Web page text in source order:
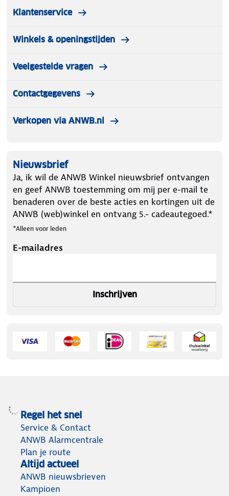
Klantenservice
Winkels & openingstijden
Veelgestelde vragen
Contactgegevens
Verkopen via ANWB.nl
Nieuwsbrief
Ja, ik wil de ANWB Winkel nieuwsbrief ontvangen
en geef ANWB toestemming om mij per e-mail te
benaderen over de beste acties en kortingen uit de
ANWB (web)winkel en ontvang 5.- cadeautegoed.*
*Alleen voor leden
E-mailadres
Inschrijven
Regel het snel
Service & Contact
ANWB Alarmcentrale
Plan je route
Altijd actueel
ANWB nieuwsbrieven
Kampioen